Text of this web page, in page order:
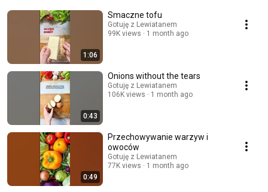
1:06
Smaczne tofu
Gotuję z Lewiatanem
99K views
1 month ago
0:43
Onions without the tears
Gotuję z Lewiatanem
106K views
1 month ago
0:49
Przechowywanie warzyw i
owoców
Gotuję z Lewiatanem
77K views
1 month ago